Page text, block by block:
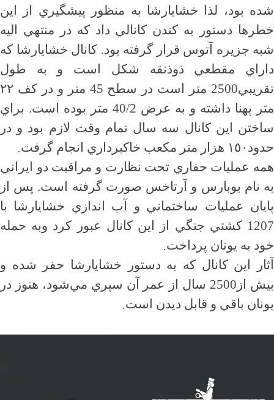
شده بود، لذا خشايارشا به منظور پيشگيري از اين
خطرها دستور به كندن كانالي داد كه در منتهي اليه
شبه جزيره آتوس قرار گرفته بود. كانال خشايارشا كه
داراي مقطعي ذوذنقه شكل است و به طول
تقريبي2500 متر است در سطح 45 متر و در كف ٢٢
متر پهنا داشته و به عرض 40/2 متر بوده است. براي
ساختن اين كانال سه سال تمام وقت لازم بود و در
حدود١٥٠ هزار متر مكعب خاكبرداري انجام گرفت
.
همه عمليات حفاري تحت نظارت و مراقبت دو ايراني
به نام بوبارس و آرتاخس صورت گرفته است. پس از
پايان عمليات ساختماني و آب اندازي خشايارشا با
1207 كشتي جنگي از اين كانال عبور كرد وبه حمله
خود به يونان پرداخت.
آثار اين كانال كه به دستور خشايارشا حفر شده و
بيش از2500 سال از عمر آن سپري مي‌شود، هنوز در
يونان باقي و قابل ديدن است.